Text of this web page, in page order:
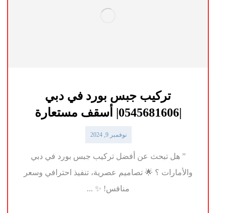
تركيب جبس بورد في دبي
|0545681606| أسقف مستعارة
نوفمبر 9, 2024
” هل تبحث عن أفضل تركيب جبس بورد في دبي
والأمارات ؟ 🌟 تصاميم عصرية، تنفيذ احترافي وسعر
منافس! ✨ ...